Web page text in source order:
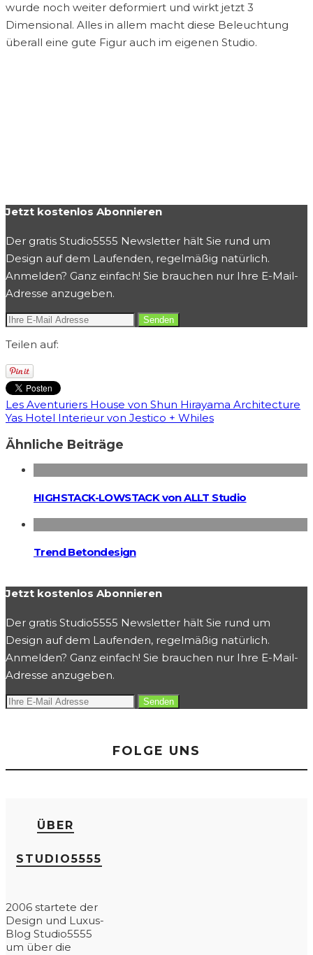
wurde noch weiter deformiert und wirkt jetzt 3
Dimensional. Alles in allem macht diese Beleuchtung
überall eine gute Figur auch im eigenen Studio.
Jetzt kostenlos Abonnieren
Der gratis Studio5555 Newsletter hält Sie rund um
Design auf dem Laufenden, regelmäßig natürlich.
Anmelden? Ganz einfach! Sie brauchen nur Ihre E-Mail-
Adresse anzugeben.
Teilen auf:
Les Aventuriers House von Shun Hirayama Architecture
Yas Hotel Interieur von Jestico + Whiles
Ähnliche Beiträge
HIGHSTACK-LOWSTACK von ALLT Studio
Trend Betondesign
Jetzt kostenlos Abonnieren
Der gratis Studio5555 Newsletter hält Sie rund um
Design auf dem Laufenden, regelmäßig natürlich.
Anmelden? Ganz einfach! Sie brauchen nur Ihre E-Mail-
Adresse anzugeben.
FOLGE UNS
ÜBER
STUDIO5555
2006 startete der
Design und Luxus-
Blog Studio5555
um über die